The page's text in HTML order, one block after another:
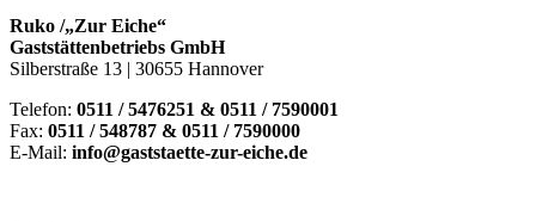
Menge
Ruko /„Zur Eiche“
Gaststättenbetriebs GmbH
Silberstraße 13 | 30655 Hannover
Telefon: 0511 / 5476251 & 0511 / 7590001
Fax: 0511 / 548787 & 0511 / 7590000
E-Mail: info@gaststaette-zur-eiche.de